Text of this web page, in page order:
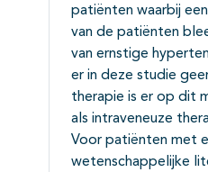
patiënten waarbij
van de patiënten
van ernstige
er in deze studie
therapie is er op dit
als intraveneuze
Voor patiënten met
wetenschappelijke